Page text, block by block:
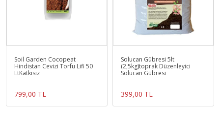
Soil Garden Cocopeat
Hindistan Cevizi Torfu Lifi 50
LtKatkısız
799,00 TL
Solucan Gübresi 5lt
(2,5kg)toprak Düzenleyici
Solucan Gübresi
399,00 TL